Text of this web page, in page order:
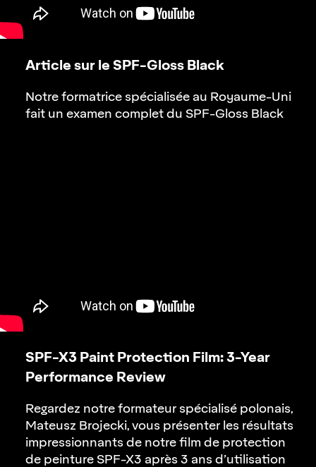
Article sur le SPF-Gloss Black
Notre formatrice spécialisée au Royaume-Uni
fait un examen complet du SPF-Gloss Black
SPF-X3 Paint Protection Film:3-Year
Performance Review
Regardez notre formateur spécialisé polonais,
Mateusz Brojecki, vous présenter les résultats
impressionnants de notre film de protection
de peinture SPF-X3 après 3 ans d’utilisation